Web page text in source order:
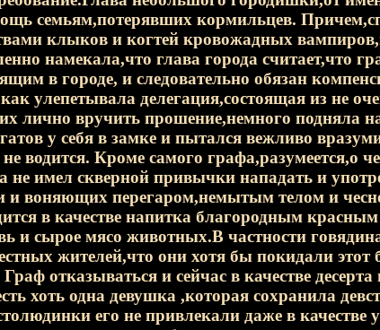
семьям,потерявших кормильцев.
клыков и когтей кровожадных
намекала,что глава города считает,что
в городе, и следовательно обязан
улепетывала делегация,состоящая из не
лично вручить прошение,немного подняла
у себя в замке и пытался вежливо
водится. Кроме самого графа,разумеется,о
не имел скверной привычки нападать и
и воняющих перегаром,немытым телом и
в качестве напитка благородным
и сырое мясо животных.В частности
жителей,что они хотя бы покидали этот
отказываться и сейчас в качестве
хоть одна девушка ,которая сохранила
его не привлекали даже в